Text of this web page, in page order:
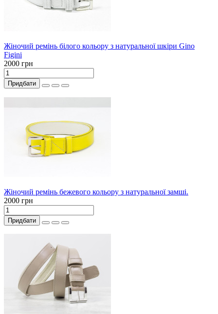
Жіночий ремінь білого кольору з натуральної шкіри Gino
Figini
2000 грн
Придбати
Жіночий ремінь бежевого кольору з натуральної замші.
2000 грн
Придбати